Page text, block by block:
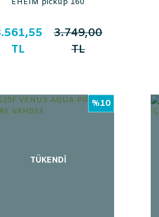
EHEIM pickup 160
TL
3.749,00
TL
%10
TÜKENDİ